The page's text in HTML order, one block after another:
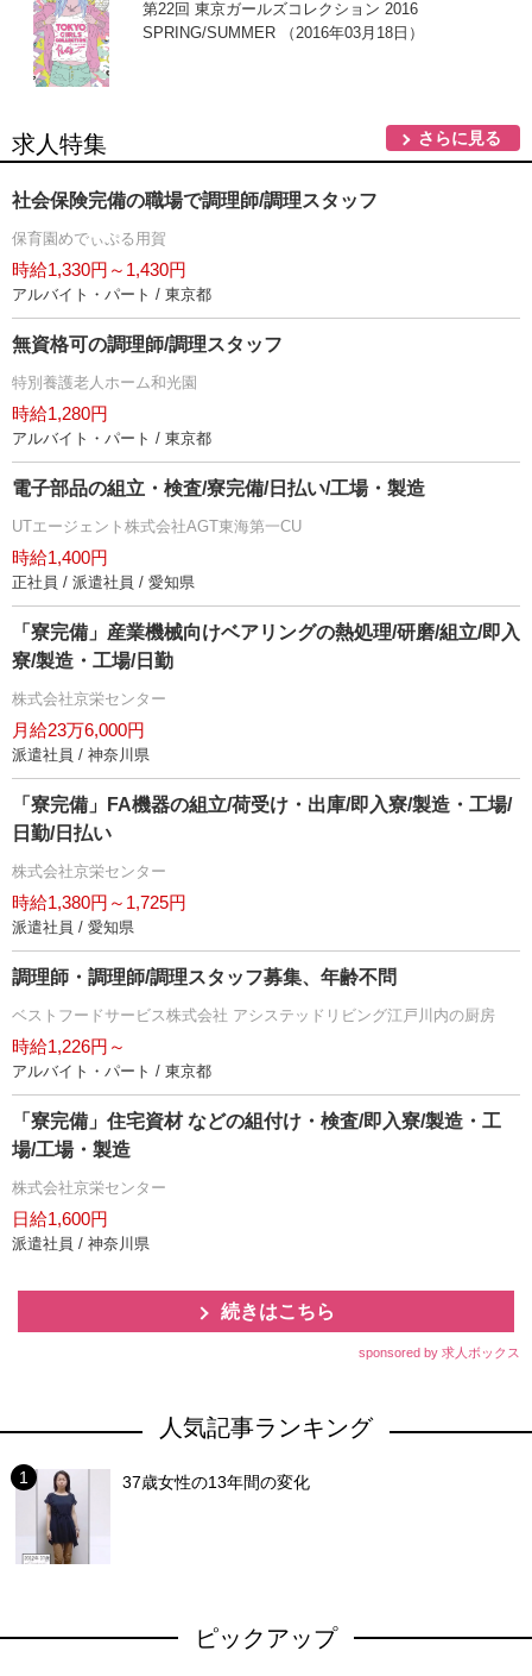
第22回 東京ガールズコレクション 2016
SPRING/SUMMER （2016年03月18日）
求人特集 さらに見る
社会保険完備の職場で調理師/調理スタッフ
保育園めでぃぷる用賀
時給1,330円～1,430円
アルバイト・パート / 東京都
無資格可の調理師/調理スタッフ
特別養護老人ホーム和光園
時給1,280円
アルバイト・パート / 東京都
電子部品の組立・検査/寮完備/日払い/工場・製造
UTエージェント株式会社AGT東海第一CU
時給1,400円
正社員 / 派遣社員 / 愛知県
「寮完備」産業機械向けベアリングの熱処理/研磨/組立/即入
寮/製造・工場/日勤
株式会社京栄センター
月給23万6,000円
派遣社員 / 神奈川県
「寮完備」FA機器の組立/荷受け・出庫/即入寮/製造・工場/
日勤/日払い
株式会社京栄センター
時給1,380円～1,725円
派遣社員 / 愛知県
調理師・調理師/調理スタッフ募集、年齢不問
ベストフードサービス株式会社 アシステッドリビング江戸川内の厨房
時給1,226円～
アルバイト・パート / 東京都
「寮完備」住宅資材 などの組付け・検査/即入寮/製造・工
場/工場・製造
株式会社京栄センター
日給1,600円
派遣社員 / 神奈川県
続きはこちら
sponsored by 求人ボックス
人気記事ランキング
37歳女性の13年間の変化
ピックアップ